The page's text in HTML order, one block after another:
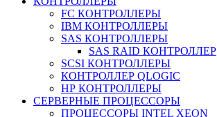
FC КОНТРОЛЛЕРЫ
IBM КОНТРОЛЛЕРЫ
SAS КОНТРОЛЛЕРЫ
SAS RAID КОНТРОЛЛЕР
SCSI КОНТРОЛЛЕРЫ
КОНТРОЛЛЕР QLOGIC
НР КОНТРОЛЛЕРЫ
СЕРВЕРНЫЕ ПРОЦЕССОРЫ
ПРОЦЕССОРЫ INTEL XEON